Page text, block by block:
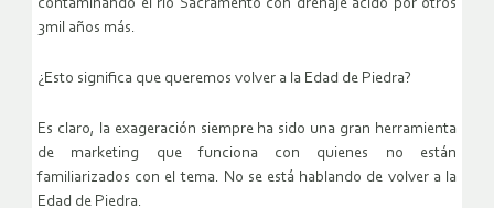
contaminando el río Sacramento con drenaje ácido por otros
3mil años más.
¿Esto significa que queremos volver a la Edad de Piedra?
Es claro, la exageración siempre ha sido una gran herramienta
de marketing que funciona con quienes no están
familiarizados con el tema. No se está hablando de volver a la
Edad de Piedra.